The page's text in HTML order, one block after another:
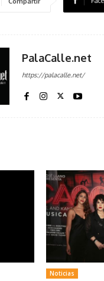
PalaCalle.net
https://palacalle.net/
Noticias